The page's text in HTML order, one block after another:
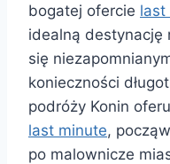
bogatej ofercie last
idealną destynację
się
konieczności
podróży Konin
last minute,
po malownicze